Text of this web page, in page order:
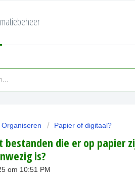
Organiseren Papier of digitaal?
bestanden die er op papier
is?
om 10:51 PM